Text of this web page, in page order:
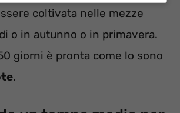
coltivata nelle mezze
o in autunno o in primavera.
giorni è pronta come lo sono
.